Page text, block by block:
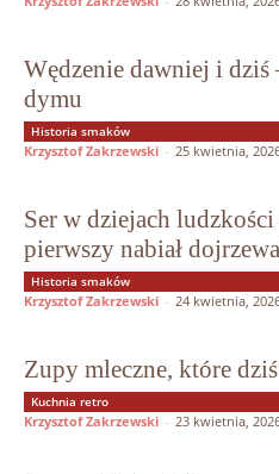
Wędzenie dawniej i dziś
dymu
Historia smaków
Krzysztof Zakrzewski - 25 kwietnia,
Ser w dziejach ludzkości
pierwszy nabiał
Historia smaków
Krzysztof Zakrzewski - 24 kwietnia,
Zupy mleczne, które
Kuchnia retro
Krzysztof Zakrzewski - 23 kwietnia,